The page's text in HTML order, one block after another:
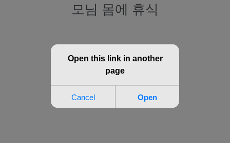
모님 몸에 휴식